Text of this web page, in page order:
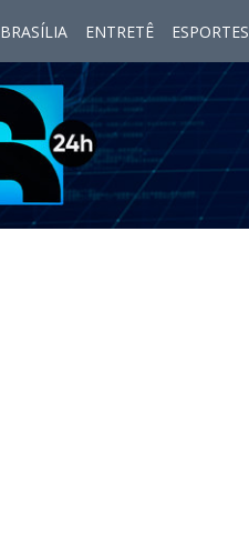
BRASÍLIA ENTRETÊ ESPORTES